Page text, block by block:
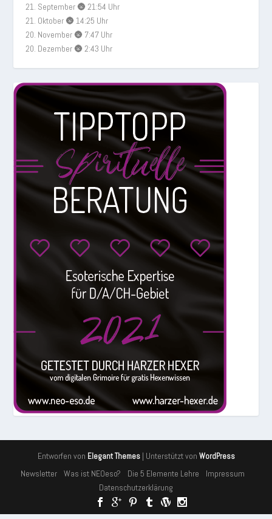
21. September 🌚 21:54 Uhr
21. Oktober 🌚 14:25 Uhr
20. November 🌚 7:47 Uhr
20. Dezember 🌚 2:43 Uhr
Entworfen von Elegant Themes| Unterstützt von WordPress
Newsletter Was ist NEOeso? Die 5 Elemente Lehre
Impressum
Datenschutzerklärung